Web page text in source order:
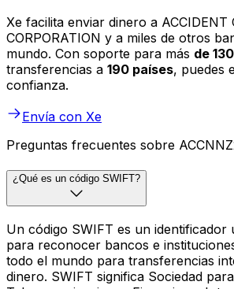
Xe facilita enviar dinero a ACCIDENT
CORPORATION y a miles de otros
mundo. Con soporte para más de
transferencias a 190 países, puedes
confianza.
Envía con Xe
Preguntas frecuentes sobre
¿Qué es un código SWIFT?
Un código SWIFT es un identificador
para reconocer bancos e
todo el mundo para transferencias
dinero. SWIFT significa Sociedad